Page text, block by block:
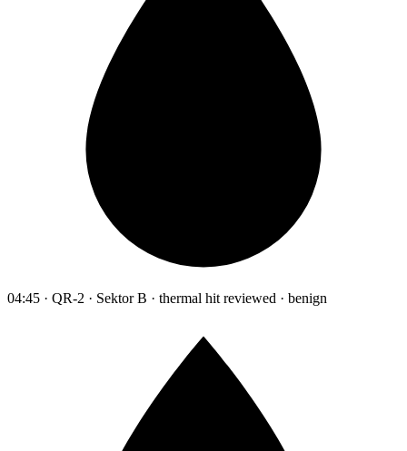
04:45 · QR-2 · Sektor B · thermal hit reviewed · benign